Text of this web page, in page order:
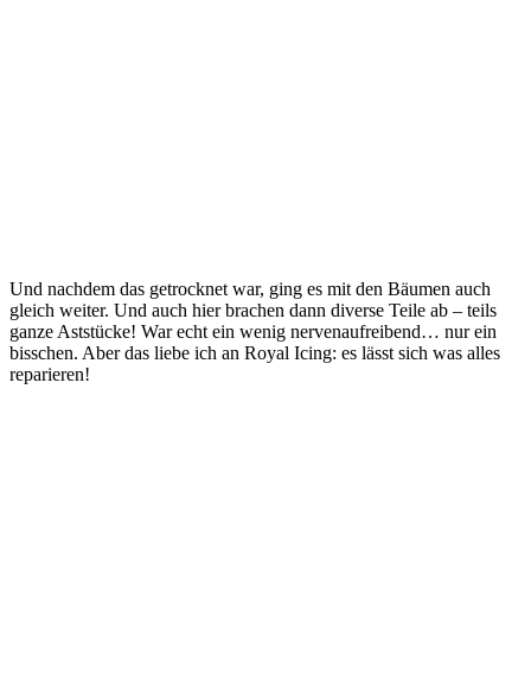
Und nachdem das getrocknet war, ging es mit den Bäumen auch
gleich weiter. Und auch hier brachen dann diverse Teile ab – teils
ganze Aststücke! War echt ein wenig nervenaufreibend… nur ein
bisschen. Aber das liebe ich an Royal Icing: es lässt sich was alles
reparieren!